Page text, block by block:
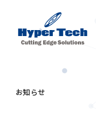
お知らせ